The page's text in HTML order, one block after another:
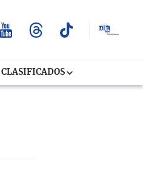
CLASIFICADOS